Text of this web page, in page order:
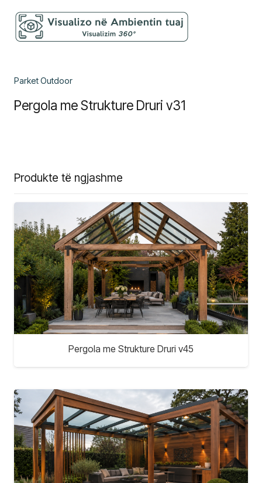
Parket Outdoor
Pergola me Strukture Druri v31
Produkte të ngjashme
Pergola me Strukture Druri v45